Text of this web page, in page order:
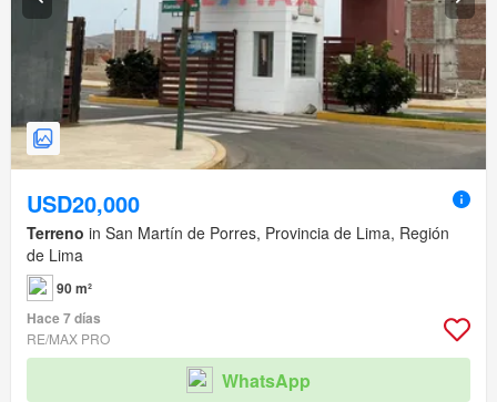
USD20,000
Terreno in San Martín de Porres, Provincia de Lima, Región
de Lima
90 m²
Hace 7 días
RE/MAX PRO
WhatsApp